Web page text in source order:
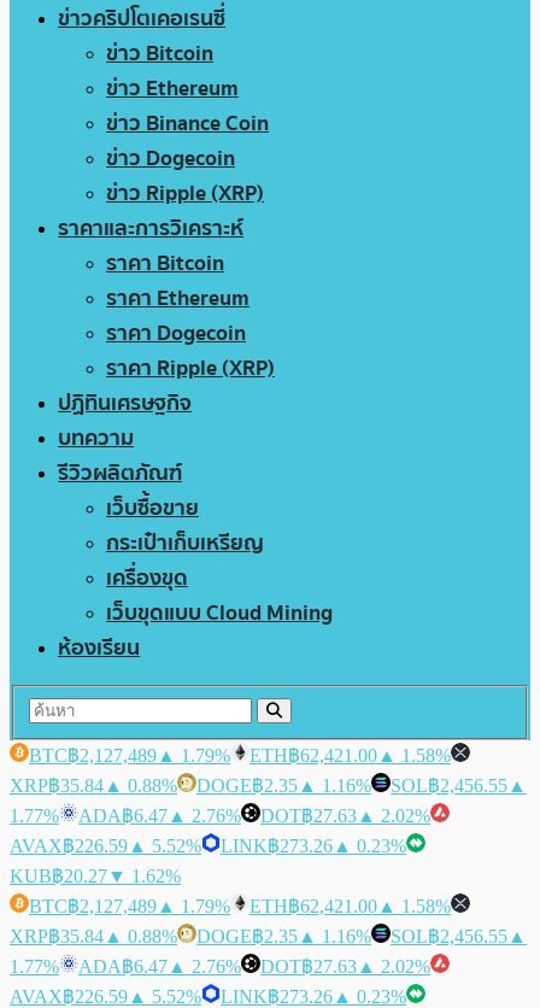
ข่าวคริปโตเคอเรนซี่
ข่าว Bitcoin
ข่าว Ethereum
ข่าว Binance Coin
ข่าว Dogecoin
ข่าว Ripple (XRP)
ราคาและการวิเคราะห์
ราคา Bitcoin
ราคา Ethereum
ราคา Dogecoin
ราคา Ripple (XRP)
ปฏิทินเศรษฐกิจ
บทความ
รีวิวผลิตภัณฑ์
เว็บซื้อขาย
กระเป๋าเก็บเหรียญ
เครื่องขุด
เว็บขุดแบบ Cloud Mining
ห้องเรียน
BTC฿2,127,489 ▲ 1.79% ETH฿62,421.00 ▲ 1.58%
XRP฿35.84 ▲ 0.88% DOGE฿2.35 ▲ 1.16% SOL฿2,456.55 ▲
1.77%
ADA฿6.47 ▲ 2.76% DOT฿27.63 ▲ 2.02%
AVAX฿226.59 ▲ 5.52% LINK฿273.26 ▲ 0.23%
KUB฿20.27▼ 1.62%
BTC฿2,127,489 ▲ 1.79% ETH฿62,421.00 ▲ 1.58%
XRP฿35.84 ▲ 0.88% DOGE฿2.35 ▲ 1.16% SOL฿2,456.55 ▲
1.77%
ADA฿6.47 ▲ 2.76% DOT฿27.63 ▲ 2.02%
AVAX฿226.59 ▲ 5.52% LINK฿273.26 ▲ 0.23%